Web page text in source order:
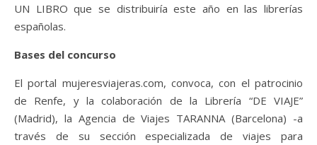
UN LIBRO que se distribuiría este año en las librerías
españolas.
Bases del concurso
El portal mujeresviajeras.com, convoca, con el patrocinio
de Renfe, y la colaboración de la Librería “DE VIAJE”
(Madrid), la Agencia de Viajes TARANNA (Barcelona) -a
través de su sección especializada de viajes para